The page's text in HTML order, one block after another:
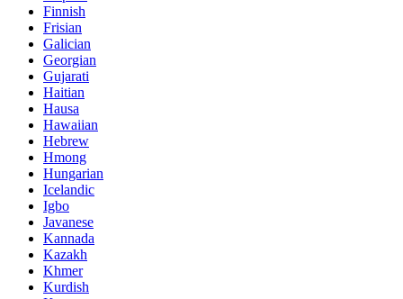
Finnish
Frisian
Galician
Georgian
Gujarati
Haitian
Hausa
Hawaiian
Hebrew
Hmong
Hungarian
Icelandic
Igbo
Javanese
Kannada
Kazakh
Khmer
Kurdish